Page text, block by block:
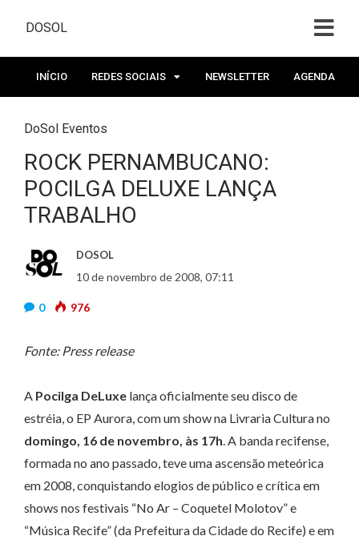
DOSOL
INÍCIO REDES SOCIAIS NEWSLETTER AGENDA
DoSol Eventos
ROCK PERNAMBUCANO:
POCILGA DELUXE LANÇA
TRABALHO
DOSOL
10 de novembro de 2008, 07:11
0 976
Fonte: Press release
A Pocilga DeLuxe lança oficialmente seu disco de
estréia, o EP Aurora, com um show na Livraria Cultura no
domingo, 16 de novembro, às 17h. A banda recifense,
formada no ano passado, teve uma ascensão meteórica
em 2008, conquistando elogios de público e crítica em
shows nos festivais “No Ar – Coquetel Molotov” e
“Música Recife” (da Prefeitura da Cidade do Recife) e em